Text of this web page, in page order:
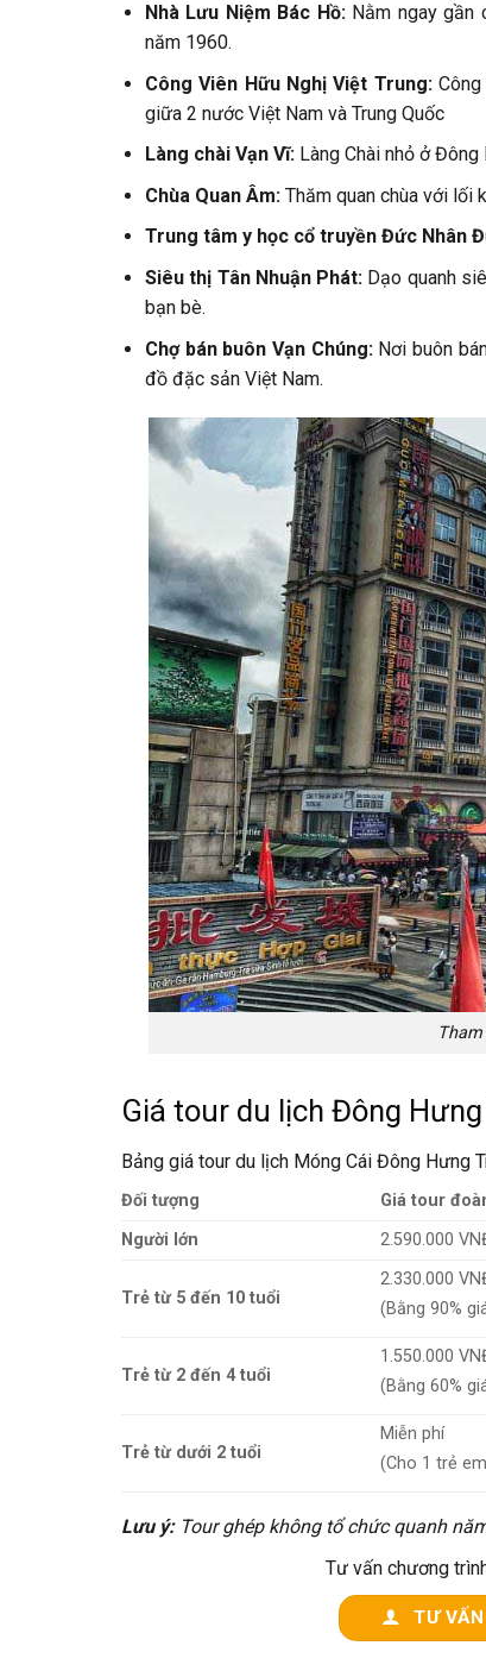
Nhà Lưu Niệm Bác Hồ:Nằm ngay gần
năm 1960.
Công Viên Hữu Nghị Việt Trung:
giữa 2 nước Việt Nam và Trung Quốc
Làng chài Vạn Vĩ: Làng Chài nhỏ ở
Chùa Quan Âm: Thăm quan chùa với lối
Trung tâm y học cổ truyền Đức Nhân
Siêu thị Tân Nhuận Phát: Dạo quanh
bạn bè.
Chợ bán buôn Vạn Chúng: Nơi buôn
đồ đặc sản Việt Nam.
Giá tour du lịch Đông
Bảng giá tour du lịch Móng Cái Đông Hưng
Đối tượng Giá tour
Người lớn
2.590.000
Trẻ từ 5 đến 10 tuổi
2.330.000
(Bằng 90%
Trẻ từ 2 đến 4 tuổi
1.550.000
(Bằng 60%
Trẻ từ dưới 2 tuổi
Miễn phí
(Cho 1 trẻ
Lưu ý: Tour ghép không tổ chức quanh
Tư vấn chương
TƯ